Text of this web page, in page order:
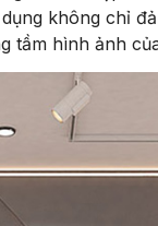
không chỉ
tầm hình ảnh